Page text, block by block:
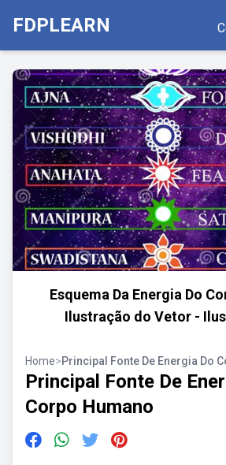
FDPLEARN
Esquema Da Energia Do
Ilustração do Vetor -
Home>Principal Fonte De Energia Do
Principal Fonte De
Corpo Humano